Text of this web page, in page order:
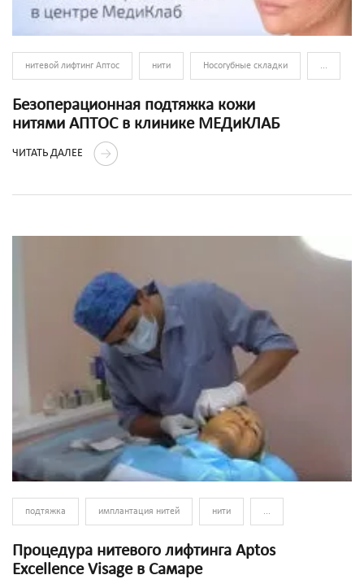
нитевой лифтинг Аптос нити Носогубные складки ...
Безоперационная подтяжка кожи
нитями АПТОС в клинике МЕДиКЛАБ
ЧИТАТЬ ДАЛЕЕ
подтяжка имплантация нитей нити ...
Процедура нитевого лифтинга Aptos
Excellence Visage в Самаре